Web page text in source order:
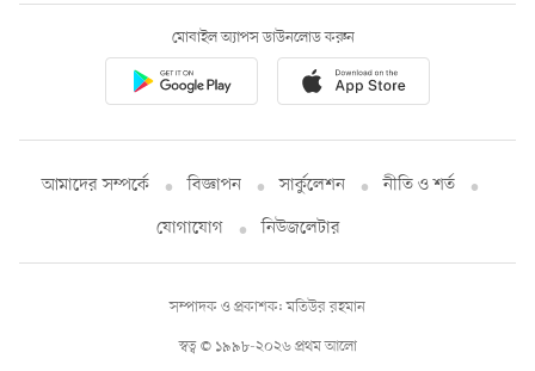
মোবাইল অ্যাপস ডাউনলোড করুন
আমাদের সম্পর্কে বিজ্ঞাপন সার্কুলেশন
নীতি ও শর্ত
যোগাযোগ
নিউজলেটার
স্বত্ব © ১৯৯৮-২০২৬ প্রথম আলো
সম্পাদক ও প্রকাশক: মতিউর রহমান